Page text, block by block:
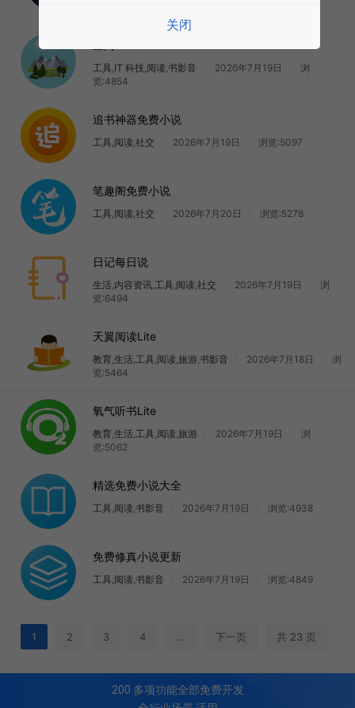
工具,IT 科技,阅读,书影音 2026年7月19日
浏
览:4854
追书神器免费小说
工具,阅读,社交 2026年7月19日 浏览:5097
笔趣阁免费小说
工具,阅读,社交 2026年7月20日 浏览:5278
日记每日说
生活,内容资讯,工具,阅读,社交 2026年7月19日
浏
览:6494
天翼阅读Lite
教育,生活,工具,阅读,旅游,书影音 2026年7月18日
浏
览:5464
氧气听书Lite
教育,生活,工具,阅读,旅游 2026年7月19日
浏
览:5062
精选免费小说大全
工具,阅读,书影音 2026年7月19日 浏览:4938
免费修真小说更新
工具,阅读,书影音 2026年7月19日 浏览:4849
1 2 3 4 ... 下一页 共 23 页
200 多项功能全部免费开发
关闭